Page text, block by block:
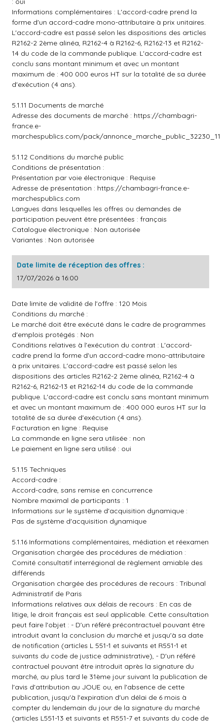
Informations complémentaires : L'accord-cadre prend la
forme d'un accord-cadre mono-attributaire à prix unitaires.
L'accord-cadre est passé selon les dispositions des articles
R2162-2 2ème alinéa, R2162-4 à R2162-6, R2162-13 et R2162-
14 du code de la commande publique. L'accord-cadre est
conclu sans montant minimum et avec un montant
maximum de : 400 000 euros HT sur la totalité de sa durée
d'exécution (4 ans).
5.1.11 Documents de marché
Adresse des documents de marché : https://chambagri-
france.e-
marchespublics.com/pack/
5.1.12 Conditions du marché public
Conditions de présentation :
Présentation par voie électronique : Requise
Adresse de présentation : https://chambagri-france.e-
marchespublics.com
Langues dans lesquelles les offres ou demandes de
participation peuvent être présentées : français
Catalogue électronique : Non autorisée
Variantes : Non autorisée
Date limite de réception des offres :
17/07/2026 à 16:00
Date limite de validité de l'offre : 120 Mois
Conditions du marché :
Le marché doit être exécuté dans le cadre de programmes
d'emplois protégés : Non
Conditions relatives à l'exécution du contrat : L'accord-
cadre prend la forme d'un accord-cadre mono-attributaire
à prix unitaires. L'accord-cadre est passé selon les
dispositions des articles R2162-2 2ème alinéa, R2162-4 à
R2162-6, R2162-13 et R2162-14 du code de la commande
publique. L'accord-cadre est conclu sans montant minimum
et avec un montant maximum de : 400 000 euros HT sur la
totalité de sa durée d'exécution (4 ans).
Facturation en ligne : Requise
La commande en ligne sera utilisée : non
Le paiement en ligne sera utilisé : oui
5.1.15 Techniques
Accord-cadre :
Accord-cadre, sans remise en concurrence
Nombre maximal de participants : 1
Informations sur le système d'acquisition dynamique :
Pas de système d'acquisition dynamique
5.1.16 Informations complémentaires, médiation et réexamen
Organisation chargée des procédures de médiation :
Comité consultatif interrégional de règlement amiable des
différends
Organisation chargée des procédures de recours : Tribunal
Administratif de Paris
Informations relatives aux délais de recours : En cas de
litige, le droit français est seul applicable. Cette consultation
peut faire l'objet : - D'un référé précontractuel pouvant être
introduit avant la conclusion du marché et jusqu'à sa date
de notification (articles L 551-1 et suivants et R551-1 et
suivants du code de justice administrative), - D'un référé
contractuel pouvant être introduit après la signature du
marché, au plus tard le 31ème jour suivant la publication de
l'avis d'attribution au JOUE ou, en l'absence de cette
publication, jusqu'à l'expiration d'un délai de 6 mois à
compter du lendemain du jour de la signature du marché
(articles L551-13 et suivants et R551-7 et suivants du code de